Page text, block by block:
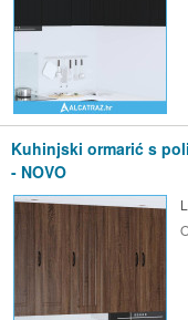
Kuhinjski ormarić s
- NOVO